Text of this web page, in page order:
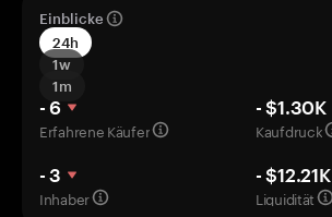
Einblicke
24h
1w
1m
- 6
Erfahrene Käufer
- $1.30K
Kaufdruck
- 3
Inhaber
- $12.21K
Liquidität